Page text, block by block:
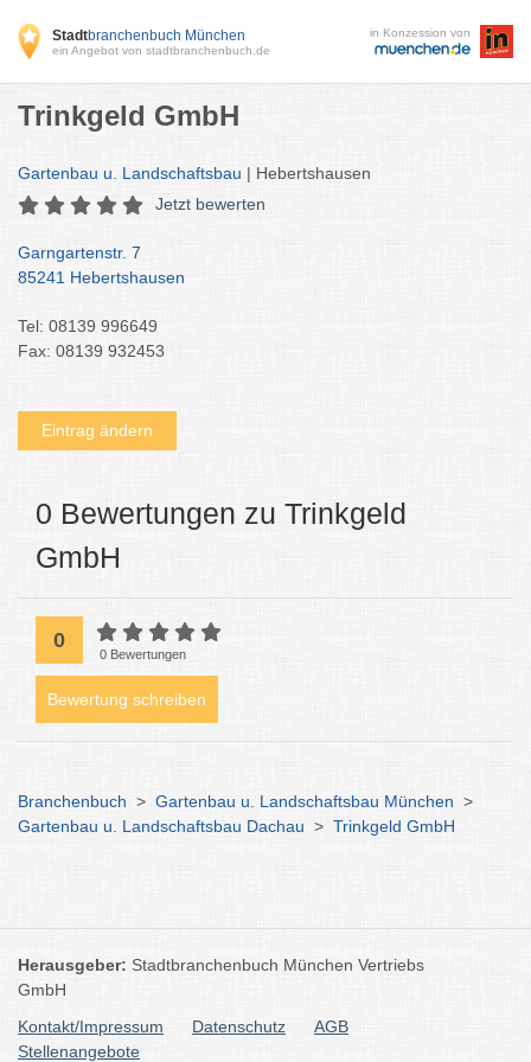
Stadtbranchenbuch München
ein Angebot von stadtbranchenbuch.de
in Konzession von
Trinkgeld GmbH
Gartenbau u. Landschaftsbau | Hebertshausen
Jetzt bewerten
Garngartenstr. 7
85241 Hebertshausen
Tel: 08139 996649
Fax: 08139 932453
Eintrag ändern
0 Bewertungen zu Trinkgeld
GmbH
0
0 Bewertungen
Bewertung schreiben
Branchenbuch > Gartenbau u. Landschaftsbau München >
Gartenbau u. Landschaftsbau Dachau > Trinkgeld GmbH
Herausgeber: Stadtbranchenbuch München Vertriebs
GmbH
Kontakt/Impressum
Datenschutz
AGB
Stellenangebote